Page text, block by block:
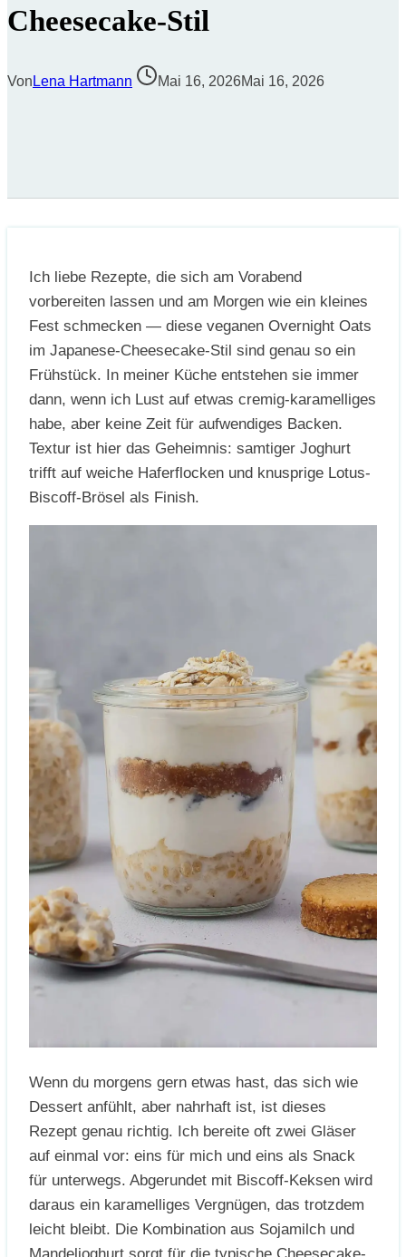
Cheesecake-Stil
Von Lena Hartmann Mai 16, 2026Mai 16, 2026
Ich liebe Rezepte, die sich am Vorabend
vorbereiten lassen und am Morgen wie ein kleines
Fest schmecken — diese veganen Overnight Oats
im Japanese-Cheesecake-Stil sind genau so ein
Frühstück. In meiner Küche entstehen sie immer
dann, wenn ich Lust auf etwas cremig-karamelliges
habe, aber keine Zeit für aufwendiges Backen.
Textur ist hier das Geheimnis: samtiger Joghurt
trifft auf weiche Haferflocken und knusprige Lotus-
Biscoff-Brösel als Finish.
Wenn du morgens gern etwas hast, das sich wie
Dessert anfühlt, aber nahrhaft ist, ist dieses
Rezept genau richtig. Ich bereite oft zwei Gläser
auf einmal vor: eins für mich und eins als Snack
für unterwegs. Abgerundet mit Biscoff-Keksen wird
daraus ein karamelliges Vergnügen, das trotzdem
leicht bleibt. Die Kombination aus Sojamilch und